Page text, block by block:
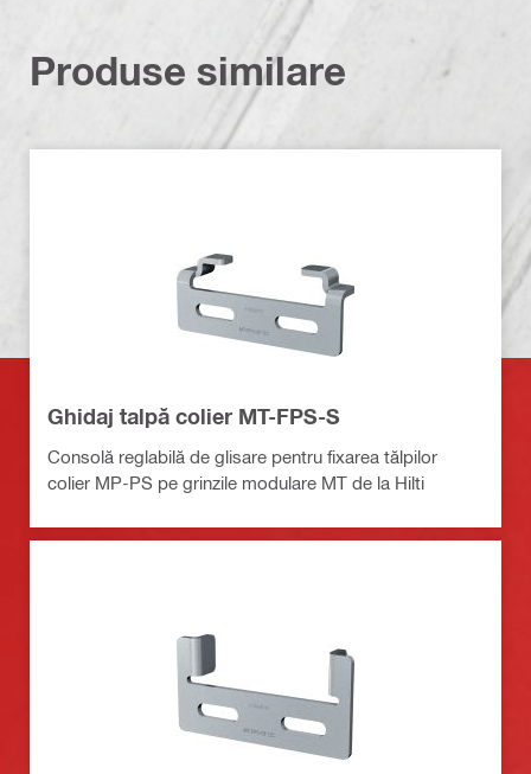
Produse similare
Ghidaj talpă colier MT-FPS-S
Consolă reglabilă de glisare pentru fixarea tălpilor
colier MP-PS pe grinzile modulare MT de la Hilti